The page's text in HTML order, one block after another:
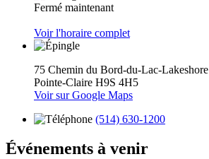
Fermé maintenant
Voir l'horaire complet
75 Chemin du Bord-du-Lac-Lakeshore
Pointe-Claire H9S 4H5
Voir sur Google Maps
(514) 630-1200
Événements à venir